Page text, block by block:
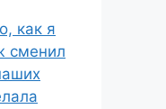
как я
сменил